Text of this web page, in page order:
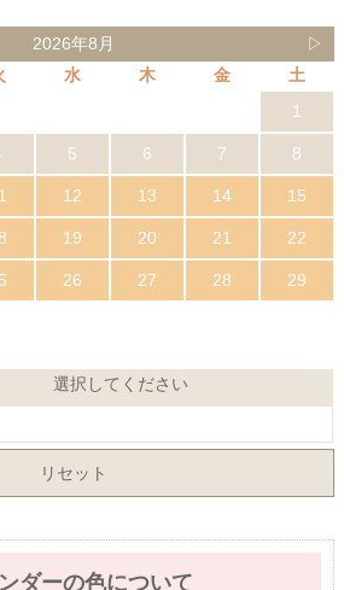
2026年8月
▷
水 木 金
土
1
5 6 7 8
12 13 14 15
19 20 21 22
26 27 28 29
選択してください
リセット
ダーの色について